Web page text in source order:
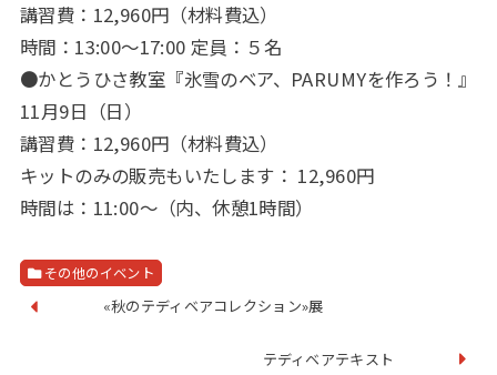
講習費：12,960円（材料費込）
時間：13:00～17:00 定員：５名
●かとうひさ教室『氷雪のベア、PARUMYを作ろう！』
11月9日（日）
講習費：12,960円（材料費込）
キットのみの販売もいたします： 12,960円
時間は：11:00～（内、休憩1時間）
その他のイベント
«秋のテディベアコレクション»展
テディベアテキスト